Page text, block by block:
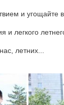
и
легкого
летних...